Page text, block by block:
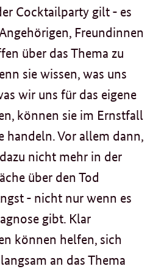
Cocktailparty gilt - es
Freundinnen
über das Thema zu
sie wissen, was uns
wir uns für das eigene
können sie im Ernstfall
handeln. Vor allem dann,
nicht mehr in der
über den Tod
- nicht nur wenn es
gibt. Klar
können helfen, sich
an das Thema